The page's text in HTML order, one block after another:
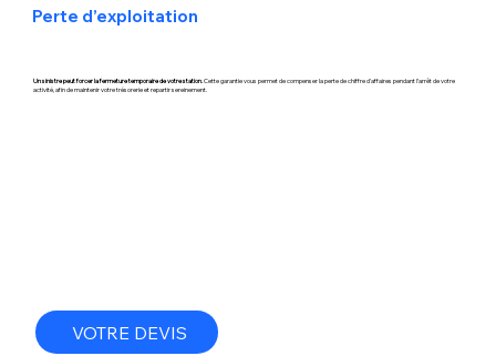
Perte d’exploitation
Un sinistre peut forcer la fermeture temporaire de votre station.Cette garantie vous permet de compenser la perte de chiffre d'affaires pendant l’arrêt de votre
activité, afin de maintenir votre trésorerie et repartir sereinement.
VOTRE DEVIS